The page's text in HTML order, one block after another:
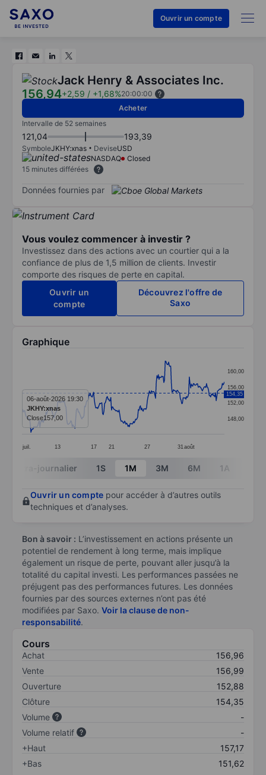
Ouvrir un compte
Jack Henry & Associates Inc.
156,94+2,59 / +1,68%20:00:00
Acheter
Intervalle de 52 semaines
121,04 193,39
SymboleJKHY:xnas DeviseUSD
NASDAQ
Closed
15 minutes différées
Données fournies par
Vous voulez commencer à investir ?
Investissez dans des actions avec un courtier qui a la
confiance de plus de 1,5 million de clients. Investir
comporte des risques de perte en capital.
Ouvrir un
compte
Découvrez l'offre de
Saxo
Graphique
Line chart with 295 data points.
The chart has 1 X axis displaying categories.
The chart has 1 Y axis displaying values. Data ranges
juil. 13 17 21 27 31 août
148,00
152,00
156,00
160,00
154,35
06-août-2026 19:30
JKHY:xnas
Close157,00
End of interactive chart.
Intra-journalier 1S 1M 3M 6M 1A
Ouvrir un compte pour accéder à d’autres outils
techniques et d’analyses.
Bon à savoir : L’investissement en actions présente un
potentiel de rendement à long terme, mais implique
également un risque de perte, pouvant aller jusqu’à la
totalité du capital investi. Les performances passées ne
préjugent pas des performances futures. Les données
fournies par des sources externes n’ont pas été
modifiées par Saxo. Voir la clause de non-
responsabilité.
Cours
Achat
156,96
Vente
156,99
Ouverture
152,88
Clôture
154,35
Volume
-
Volume relatif
-
+Haut
157,17
+Bas
151,62